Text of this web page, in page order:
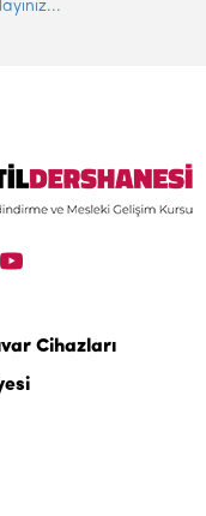
Cihazları